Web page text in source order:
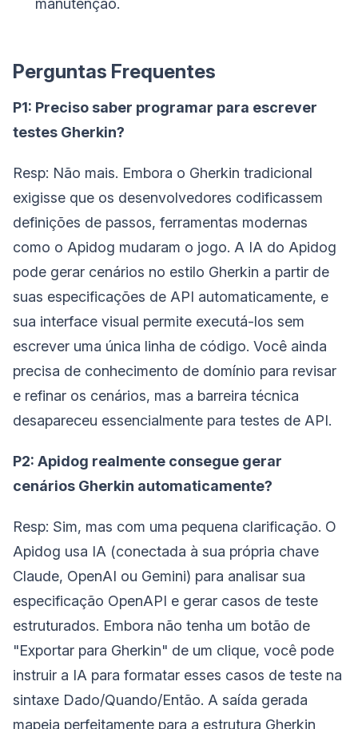
manutenção.
Perguntas Frequentes
P1: Preciso saber programar para escrever
testes Gherkin?
Resp: Não mais. Embora o Gherkin tradicional
exigisse que os desenvolvedores codificassem
definições de passos, ferramentas modernas
como o Apidog mudaram o jogo. A IA do Apidog
pode gerar cenários no estilo Gherkin a partir de
suas especificações de API automaticamente, e
sua interface visual permite executá-los sem
escrever uma única linha de código. Você ainda
precisa de conhecimento de domínio para revisar
e refinar os cenários, mas a barreira técnica
desapareceu essencialmente para testes de API.
P2: Apidog realmente consegue gerar
cenários Gherkin automaticamente?
Resp: Sim, mas com uma pequena clarificação. O
Apidog usa IA (conectada à sua própria chave
Claude, OpenAI ou Gemini) para analisar sua
especificação OpenAPI e gerar casos de teste
estruturados. Embora não tenha um botão de
"Exportar para Gherkin" de um clique, você pode
instruir a IA para formatar esses casos de teste na
sintaxe Dado/Quando/Então. A saída gerada
mapeia perfeitamente para a estrutura Gherkin